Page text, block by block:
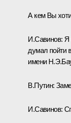
А кем Вы
И.Савинов: Я
думал пойти
имени
В.Путин:
И.Савинов: